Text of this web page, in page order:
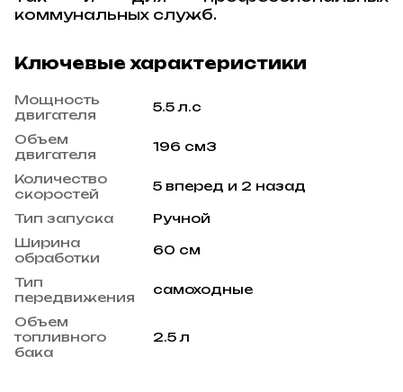
коммунальных служб.
Ключевые характеристики
Мощность
двигателя
5.5 л.с
Объем
двигателя
196 см3
Количество
скоростей
5 вперед и 2 назад
Тип запуска
Ручной
Ширина
обработки
60 см
Тип
передвижения
самоходные
Объем
топливного
бака
2.5 л